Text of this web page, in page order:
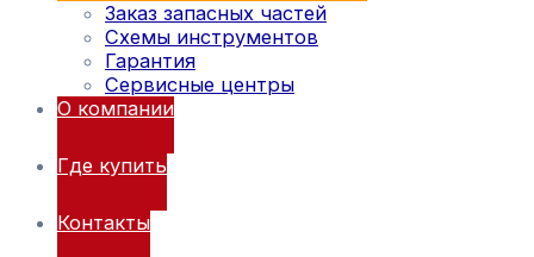
Заказ запасных частей
Схемы инструментов
Гарантия
Сервисные центры
О компании
Где купить
Контакты